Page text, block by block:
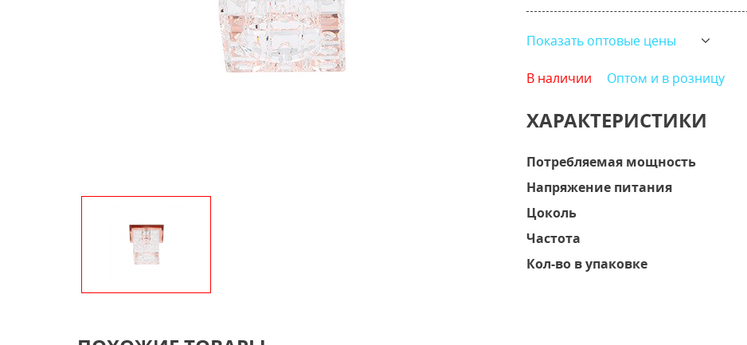
Показать оптовые цены
В наличии Оптом и в розницу
ХАРАКТЕРИСТИКИ
Потребляемая мощность
Напряжение питания
Цоколь
Частота
Кол-во в упаковке